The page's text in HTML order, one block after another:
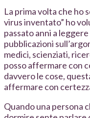
La prima volta che ho
virus inventato” ho
passato anni a
pubblicazioni
medici, scienziati,
posso affermare con
davvero le cose,
affermare con
Quando una persona